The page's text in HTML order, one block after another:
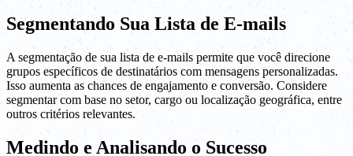
Segmentando Sua Lista de E-mails
A segmentação de sua lista de e-mails permite que você direcione
grupos específicos de destinatários com mensagens personalizadas.
Isso aumenta as chances de engajamento e conversão. Considere
segmentar com base no setor, cargo ou localização geográfica, entre
outros critérios relevantes.
Medindo e Analisando o Sucesso